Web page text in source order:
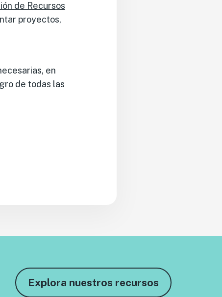
de Recursos
proyectos,
en
de todas las
Explora nuestros recursos